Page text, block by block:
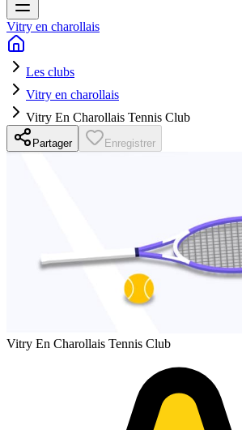
Vitry en charollais
Les clubs
Vitry en charollais
Vitry En Charollais Tennis Club
Partager Enregistrer
Vitry En Charollais Tennis Club